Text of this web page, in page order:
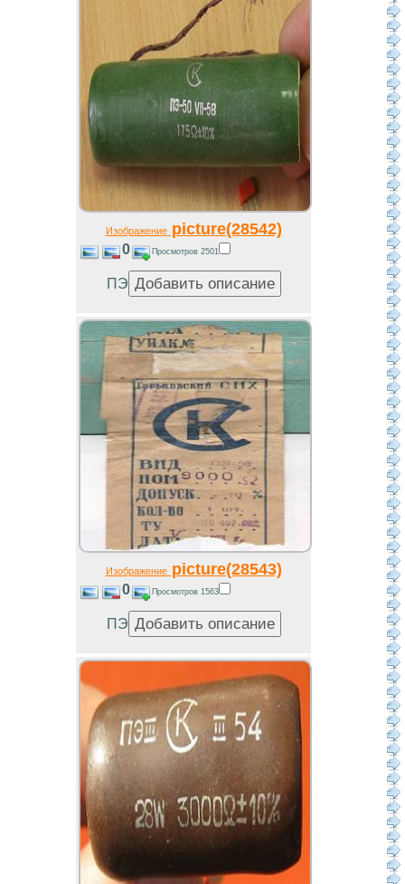
Изображениеpicture(28542)
0 Просмотров 2501
ПЭ
Изображениеpicture(28543)
0 Просмотров 1563
ПЭ